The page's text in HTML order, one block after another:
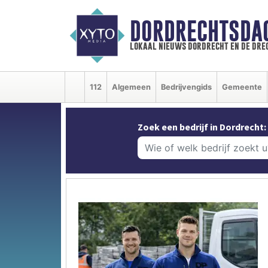
lokaal nieuws dordrecht en de
112 Algemeen Bedrijvengids Gemeente
Zoek een bedrijf in Dordrecht: